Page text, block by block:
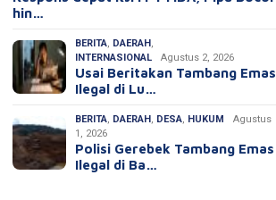
hin…
BERITA, DAERAH,
INTERNASIONAL
Agustus 2, 2026
Usai Beritakan Tambang Emas
Ilegal di Lu…
BERITA, DAERAH, DESA, HUKUM
Agustus
1, 2026
Polisi Gerebek Tambang Emas
Ilegal di Ba…